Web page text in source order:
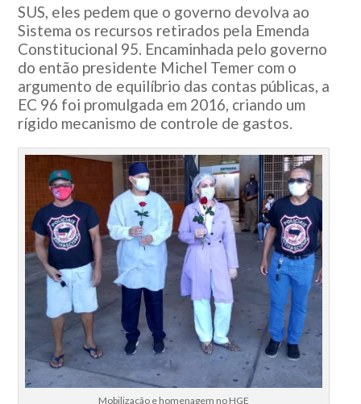
SUS, eles pedem que o governo devolva ao
Sistema os recursos retirados pela Emenda
Constitucional 95. Encaminhada pelo governo
do então presidente Michel Temer com o
argumento de equilíbrio das contas públicas, a
EC 96 foi promulgada em 2016, criando um
rígido mecanismo de controle de gastos.
Mobilização e homenagem no HGE